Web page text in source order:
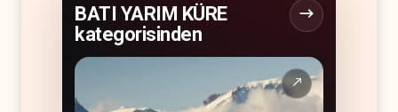
BATI YARIM KÜRE
kategorisinden
↗